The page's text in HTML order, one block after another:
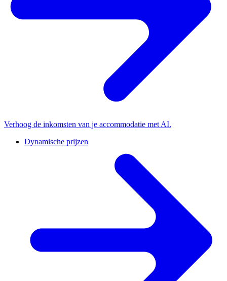
Verhoog de inkomsten van je accommodatie met AI.
Dynamische prijzen